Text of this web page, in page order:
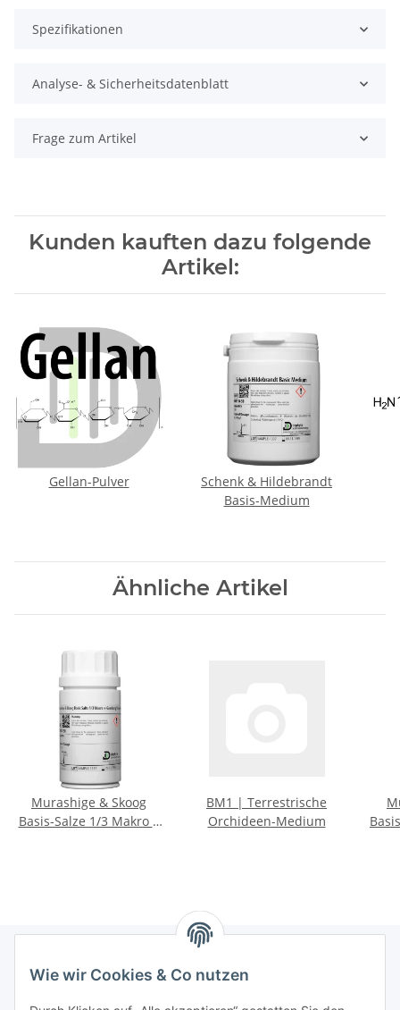
Wie wir Cookies & Co nutzen
Spezifikationen
Analyse- & Sicherheitsdatenblatt
Frage zum Artikel
Kunden kauften dazu folgende
Artikel:
Gellan-Pulver
Schenk & Hildebrandt
Basis-Medium
Ähnliche Artikel
Murashige & Skoog
Basis-Salze 1/3 Makro +
BM1 | Terrestrische
Orchideen-Medium